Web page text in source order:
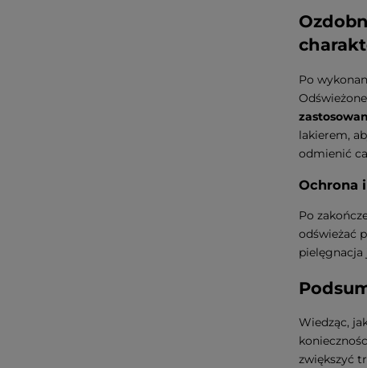
Po
lakierem,
odmienić
Ochrona
Po
odświeżać
Wiedząc,
zwiększyć